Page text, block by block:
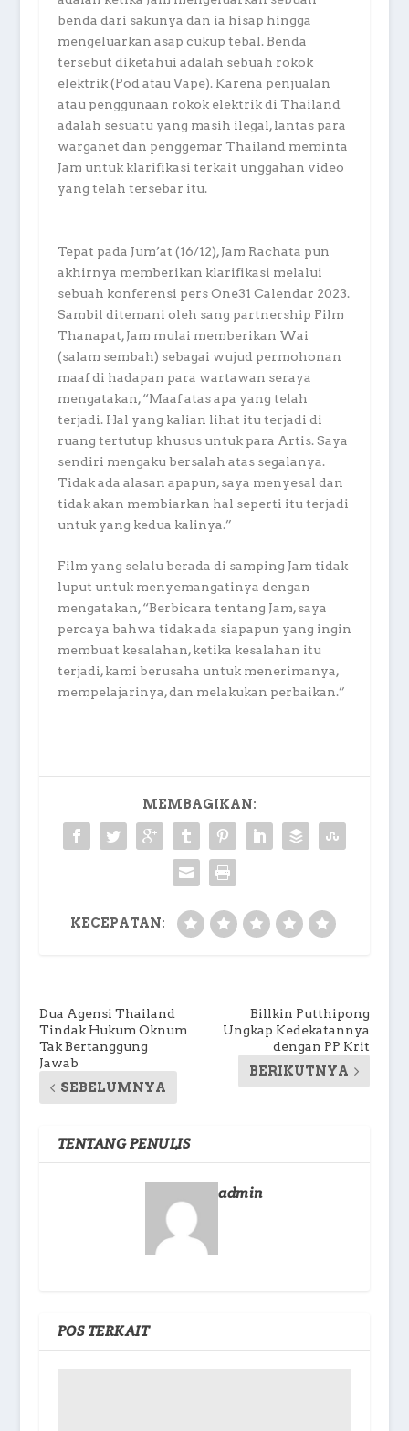
benda dari sakunya dan ia hisap hingga
mengeluarkan asap cukup tebal. Benda
tersebut diketahui adalah sebuah rokok
elektrik (Pod atau Vape). Karena penjualan
atau penggunaan rokok elektrik di Thailand
adalah sesuatu yang masih ilegal, lantas para
warganet dan penggemar Thailand meminta
Jam untuk klarifikasi terkait unggahan video
yang telah tersebar itu.
Tepat pada Jum’at (16/12), Jam Rachata pun
akhirnya memberikan klarifikasi melalui
sebuah konferensi pers One31 Calendar 2023.
Sambil ditemani oleh sang partnership Film
Thanapat, Jam mulai memberikan Wai
(salam sembah) sebagai wujud permohonan
maaf di hadapan para wartawan seraya
mengatakan, “Maaf atas apa yang telah
terjadi. Hal yang kalian lihat itu terjadi di
ruang tertutup khusus untuk para Artis. Saya
sendiri mengaku bersalah atas segalanya.
Tidak ada alasan apapun, saya menyesal dan
tidak akan membiarkan hal seperti itu terjadi
untuk yang kedua kalinya.”
Film yang selalu berada di samping Jam tidak
luput untuk menyemangatinya dengan
mengatakan, “Berbicara tentang Jam, saya
percaya bahwa tidak ada siapapun yang ingin
membuat kesalahan, ketika kesalahan itu
terjadi, kami berusaha untuk menerimanya,
mempelajarinya, dan melakukan perbaikan.”
MEMBAGIKAN:
KECEPATAN:
Dua Agensi Thailand
Tindak Hukum Oknum
Tak Bertanggung
Jawab
SEBELUMNYA
Billkin Putthipong
Ungkap Kedekatannya
dengan PP Krit
BERIKUTNYA
TENTANG PENULIS
admin
POS TERKAIT